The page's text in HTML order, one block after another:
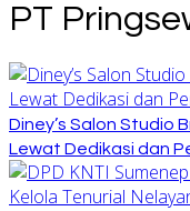
PT
Diney’s Salon Studio
Lewat Dedikasi dan